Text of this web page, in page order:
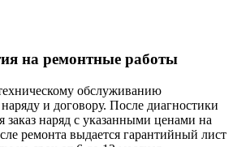
на ремонтные работы
обслуживанию
наряду и договору. После диагностики
заказ наряд с указанными ценами на
ремонта выдается гарантийный лист